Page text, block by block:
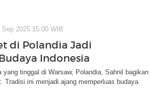
Sep 2025 15:00 WIB
di Polandia Jadi
Indonesia
yang tinggal di Warsaw, Polandia, Sahnil bagikan
Tradisi ini menjadi ajang memperluas budaya